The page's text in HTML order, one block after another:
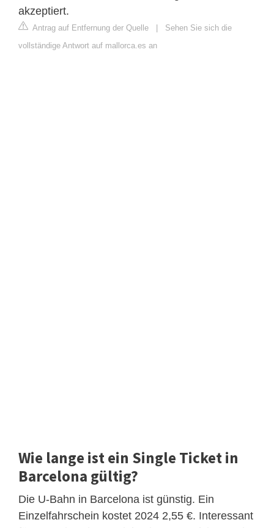
akzeptiert.
Antrag auf Entfernung der Quelle | Sehen Sie sich die
vollständige Antwort auf mallorca.es an
Wie lange ist ein Single Ticket in
Barcelona gültig?
Die U-Bahn in Barcelona ist günstig. Ein
Einzelfahrschein kostet 2024 2,55 €. Interessant